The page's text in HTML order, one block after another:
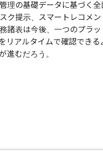
理の基礎データに基づく全
ク提示、スマートレコメン
諸表は今後、一つのプラッ
リアルタイムで確認できる
進むだろう。